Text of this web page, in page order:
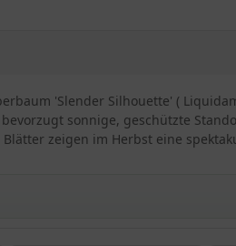
'Slender Silhouette' (
sonnige, geschützte
zeigen im Herbst eine